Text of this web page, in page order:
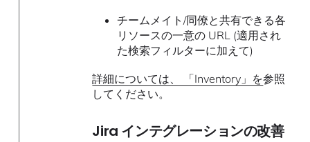
チームメイト/同僚と共有できる各
リソースの一意の URL (適用され
た検索フィルターに加えて)
詳細については、 「Inventory」を参照
してください。
Jira インテグレーションの改善